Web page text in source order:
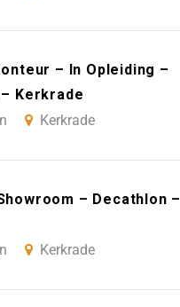
– In Opleiding –
Kerkrade
Kerkrade
– Decathlon –
Kerkrade